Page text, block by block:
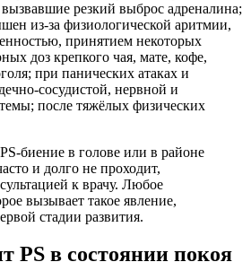
резкий выброс адреналина;
из-за физиологической аритмии,
принятием некоторых
доз крепкого чая, мате, кофе,
при панических атаках и
сосудистой, нервной и
после тяжёлых физических
биение в голове или в районе
и долго не проходит,
к врачу. Любое
вызывает такое явление,
стадии развития.
PS в состоянии покоя